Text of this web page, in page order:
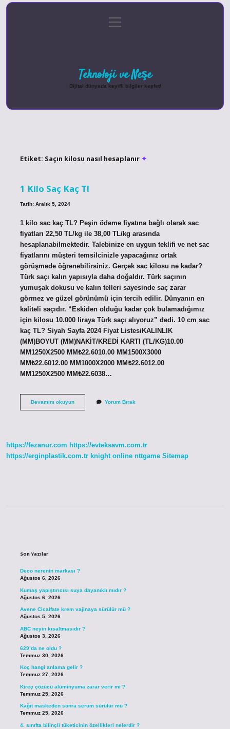
Gizlilik Politikası
menüyü
aç
Teknoloji ve Neşe
Dijital dünyada keyifli bilgiler keşfet!
Etiket: Saçın kilosu nasıl hesaplanır
1 Kilo Saç Kaç Tl
Tarih: Aralık 5, 2024
1 kilo sac kaç TL? Peşin ödeme fiyatına bağlı olarak sac
fiyatları 22,50 TL/kg ile 38,00 TL/kg arasında
hesaplanabilmektedir. Talebinize en uygun teklifi ve net sac
fiyatlarını müşteri temsilcinizle yapacağınız ortak
görüşmede öğrenebilirsiniz. Gerçek sac kilosu ne kadar?
Türk saçı kalın yapısıyla daha doğaldır. Türk saçının
yumuşak dokusu ve kalın telleri sayesinde saç zarar
görmez ve güzel görünümü için tercih edilir. Dünyanın en
kaliteli saçıdır. “Eskiden olduğu kadar çok bulamadığımız
için kilosu 10.000 liraya Türk saçı alıyoruz” dedi. 10 cm sac
kaç TL? Siyah Sayfa 2024 Fiyat ListesiKALINLIK
(MM)BOYUT (MM)NAKİT/KREDİ KARTI (TL/KG)10.00
MM1250X2500 MM₺22.6010.00 MM1500X3000
MM₺22.6012.00 MM1000X2000 MM₺22.6012.00
MM1250X2500 MM₺22.6038…
Devamını okuyun1
Yorum Bırak
https://fezanur.com https://evteksavm.com.tr
https://erginplastik.com.tr knight online nttgame Sitemap
Son Yazılar
Deco nerenin markası ?
Ağustos 6, 2026
Kumaş yapıştırıcısı suya dayanıklı mıdır ?
Ağustos 6, 2026
Avene Cicalfate krem vajinaya sürülür mü ?
Ağustos 5, 2026
ABC neyin kısaltmasıdır ?
Ağustos 3, 2026
629’da ne oldu ?
Temmuz 30, 2026
Koç hangi anlama gelir ?
Temmuz 27, 2026
Kireç çözücü alüminyuma zarar verir mi ?
Temmuz 25, 2026
Kağıt maskeden sonra serum sürülür mü ?
Temmuz 25, 2026
4. sınıfta bilinçli tüketicinin özellikleri nelerdir ?